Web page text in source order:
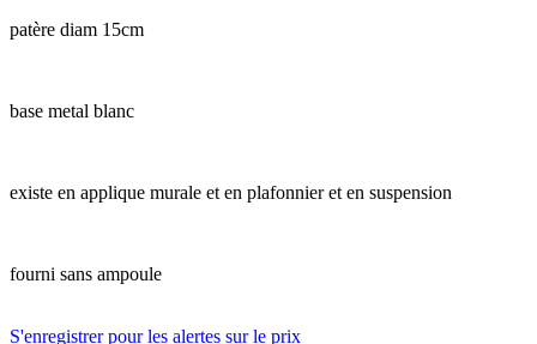
patère diam 15cm
base metal blanc
existe en applique murale et en plafonnier et en suspension
fourni sans ampoule
S'enregistrer pour les alertes sur le prix